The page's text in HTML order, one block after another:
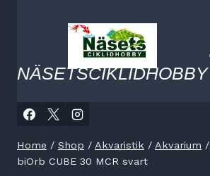
NÄSETSCIKLIDHOBBY
Home / Shop / Akvaristik / Akvarium /
biOrb CUBE 30 MCR svart